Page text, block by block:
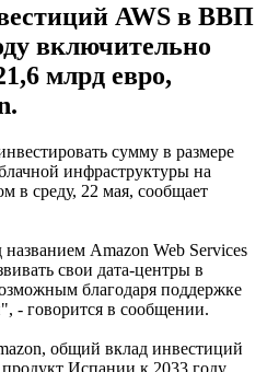
AWS в ВВП
включительно
млрд евро,
сумму в размере
инфраструктуры на
в среду, 22 мая, сообщает
Amazon Web Services
свои дата-центры в
благодаря поддержке
- говорится в сообщении.
общий вклад инвестиций
Испании к 2033 году